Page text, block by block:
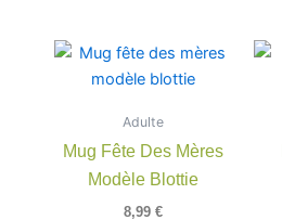
Adulte
Mug Fête Des Mères
Modèle Blottie
8,99 €